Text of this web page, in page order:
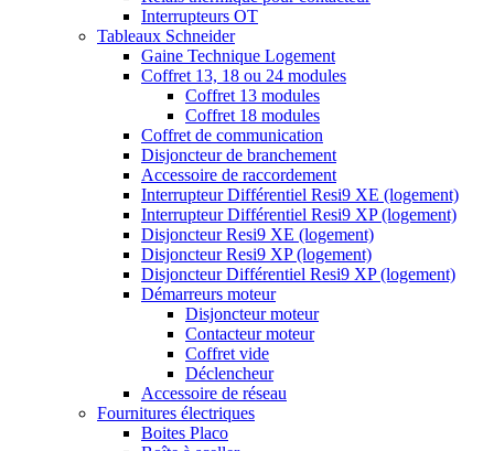
Interrupteurs OT
Tableaux Schneider
Gaine Technique Logement
Coffret 13, 18 ou 24 modules
Coffret 13 modules
Coffret 18 modules
Coffret de communication
Disjoncteur de branchement
Accessoire de raccordement
Interrupteur Différentiel Resi9 XE (logement)
Interrupteur Différentiel Resi9 XP (logement)
Disjoncteur Resi9 XE (logement)
Disjoncteur Resi9 XP (logement)
Disjoncteur Différentiel Resi9 XP (logement)
Démarreurs moteur
Disjoncteur moteur
Contacteur moteur
Coffret vide
Déclencheur
Accessoire de réseau
Fournitures électriques
Boites Placo